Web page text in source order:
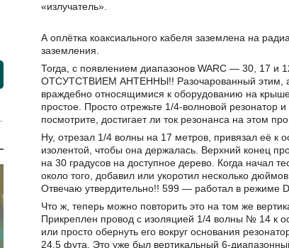
«излучатель».
А оплётка коаксиального кабеля заземлена на
заземления.
Тогда, с появлением диапазонов WARC — 30, 17 и
ОТСУТСТВИЕМ АНТЕННЫ!! Разочарованный этим, а
враждебно относящимися к оборудованию на
простое. Просто отрежьте 1/4-волновой резонатор
посмотрите, достигает ли ток резонанса на этом
Ну, отрезал 1/4 волны на 17 метров, привязал её к
изолентой, чтобы она держалась. Верхний конец
на 30 градусов на доступное дерево. Когда начал
около того, добавил или укоротил несколько
Отвечаю утвердительно!! 599 — работал в режиме
Что ж, теперь можно повторить это на том же
Прикреплен провод с изоляцией 1/4 волны № 14 к
или просто обернуть его вокруг основания
24,5 фута. Это уже был вертикальный 6-